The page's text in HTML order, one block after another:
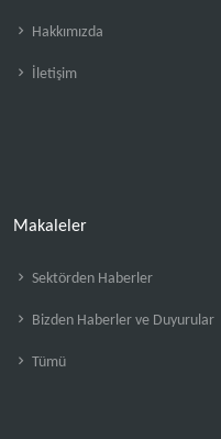
Hakkımızda
İletişim
Makaleler
Sektörden Haberler
Bizden Haberler ve Duyurular
Tümü